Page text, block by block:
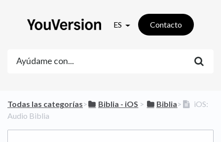
ES Contacto
Todas las categorías​>​ ​Biblia - iOS ​ > ​ ​Biblia​>​
iOS:
Audio Biblia